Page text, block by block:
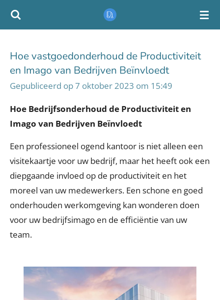
Ga
de
hoofdinhoud
Hoe vastgoedonderhoud de Productiviteit
en Imago van Bedrijven Beïnvloedt
Gepubliceerd op 7 oktober 2023 om 15:49
Hoe Bedrijfsonderhoud de Productiviteit en
Imago van Bedrijven Beïnvloedt
Een professioneel ogend kantoor is niet alleen een
visitekaartje voor uw bedrijf, maar het heeft ook een
diepgaande invloed op de productiviteit en het
moreel van uw medewerkers. Een schone en goed
onderhouden werkomgeving kan wonderen doen
voor uw bedrijfsimago en de efficiëntie van uw
team.